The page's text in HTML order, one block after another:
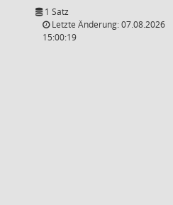
1 Satz
Letzte Änderung: 07.08.2026
15:00:19